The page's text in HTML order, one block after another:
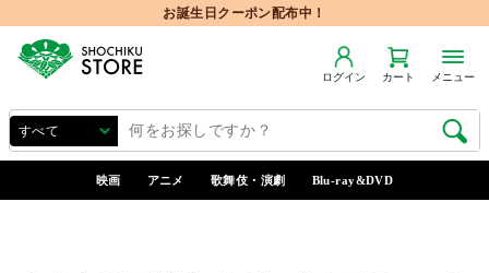
お誕生日クーポン配布中！
ログイン カート メニュー
映画 アニメ 歌舞伎・演劇 Blu-ray&DVD